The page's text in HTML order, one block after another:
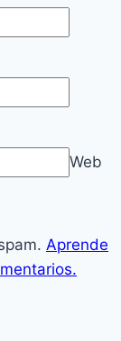
Web
Aprende